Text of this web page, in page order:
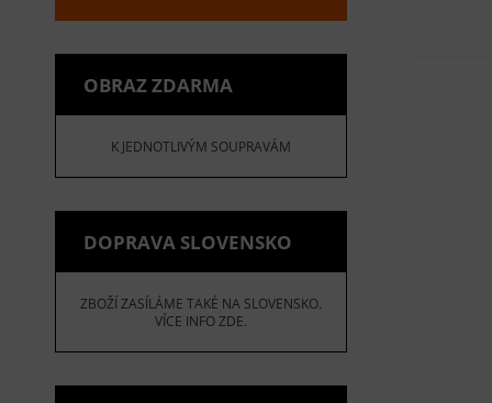
OBRAZ ZDARMA
K JEDNOTLIVÝM SOUPRAVÁM
DOPRAVA SLOVENSKO
ZBOŽÍ ZASÍLÁME TAKÉ NA SLOVENSKO.
VÍCE INFO ZDE.